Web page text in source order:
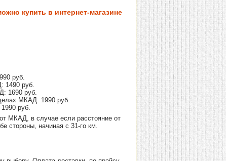
купить в интернет-магазине
руб.
1490 руб.
1690 руб.
МКАД: 1990 руб.
руб.
МКАД, в случае если расстояние от
стороны, начиная с 31-го км.